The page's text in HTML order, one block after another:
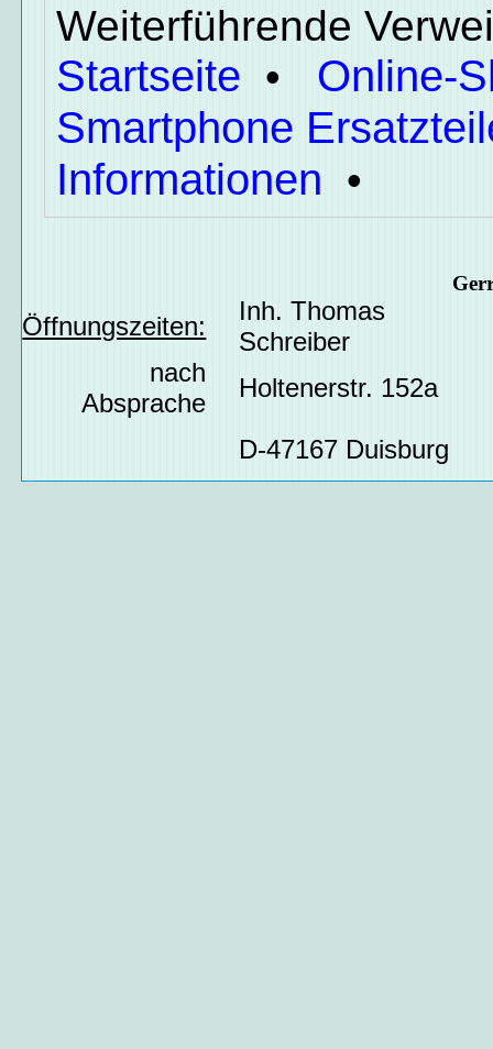
Weiterführende
Startseite • Online-
Smartphone
Informationen •
Öffnungszeiten:
Inh. Thomas
Schreiber
nach
Absprache
Holtenerstr. 152a
D-47167 Duisburg